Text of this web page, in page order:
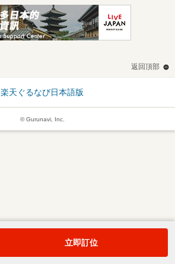
返回頂部
楽天ぐるなび日本語版
© Gurunavi, Inc.
立即訂位